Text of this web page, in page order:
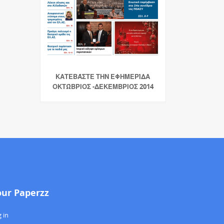
ΚΑΤΕΒΆΣΤΕ ΤΗΝ ΕΦΗΜΕΡΊΔΑ
ΟΚΤΏΒΡΙΟΣ -ΔΕΚΈΜΒΡΙΟΣ 2014
Paperzz
in